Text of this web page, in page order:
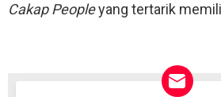
Cakap Peopleyang tertarik